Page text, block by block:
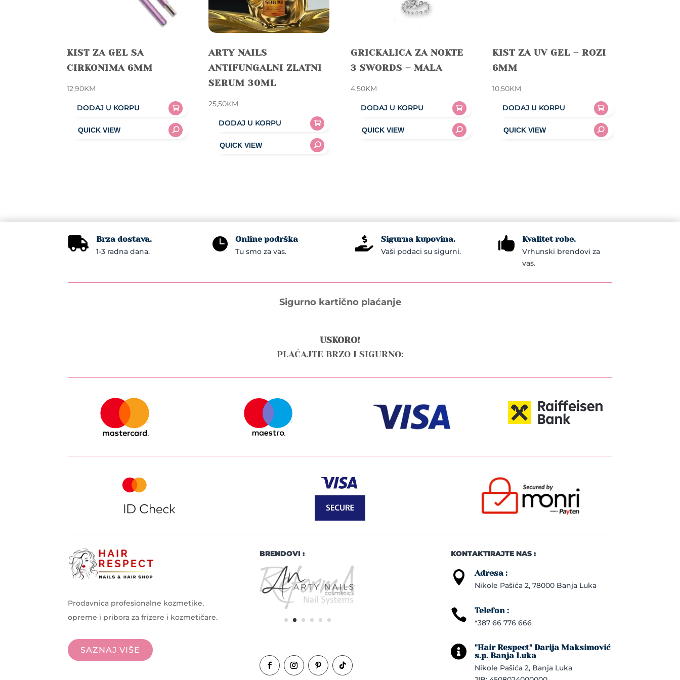
KIST ZA GEL SA
CIRKONIMA 6MM
12,90KM
DODAJ U KORPU
ARTY NAILS
ANTIFUNGALNI ZLATNI
SERUM 30ML
25,50KM
DODAJ U KORPU
GRICKALICA ZA NOKTE
3 SWORDS – MALA
4,50KM
DODAJ U KORPU
KIST ZA UV GEL – ROZI
6MM
10,50KM
DODAJ U KORPU
 Brza dostava.
1-3 radna dana.  Online podrška
Tu smo za vas.  Sigurna kupovina.
Vaši podaci su sigurni.  Kvalitet robe.
Vrhunski brendovi za
vas.
Sigurno kartično plaćanje
USKORO!
PLAĆAJTE BRZO I SIGURNO:
Prodavnica profesionalne kozmetike,
opreme i pribora za frizere i kozmetičare.
SAZNAJ VIŠE
BRENDOVI : KONTAKTIRAJTE NAS :
 Adresa :
Nikole Pašića 2, 78000 Banja Luka
 Telefon :
*387 66 776 666

"Hair Respect" Darija Maksimović
s.p. Banja Luka
Nikole Pašića 2, Banja Luka